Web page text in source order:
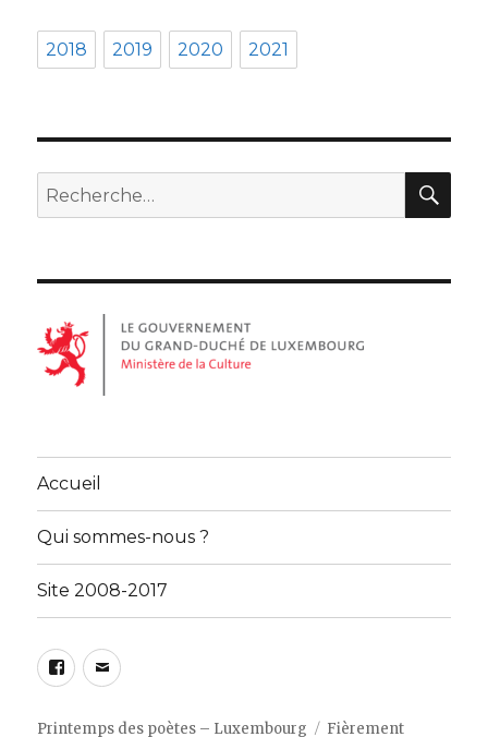
2018 2019 2020 2021
Recherche
pour :
Accueil
Qui sommes-nous ?
Site 2008-2017
Facebook
Email
Printemps des poètes – Luxembourg Fièrement